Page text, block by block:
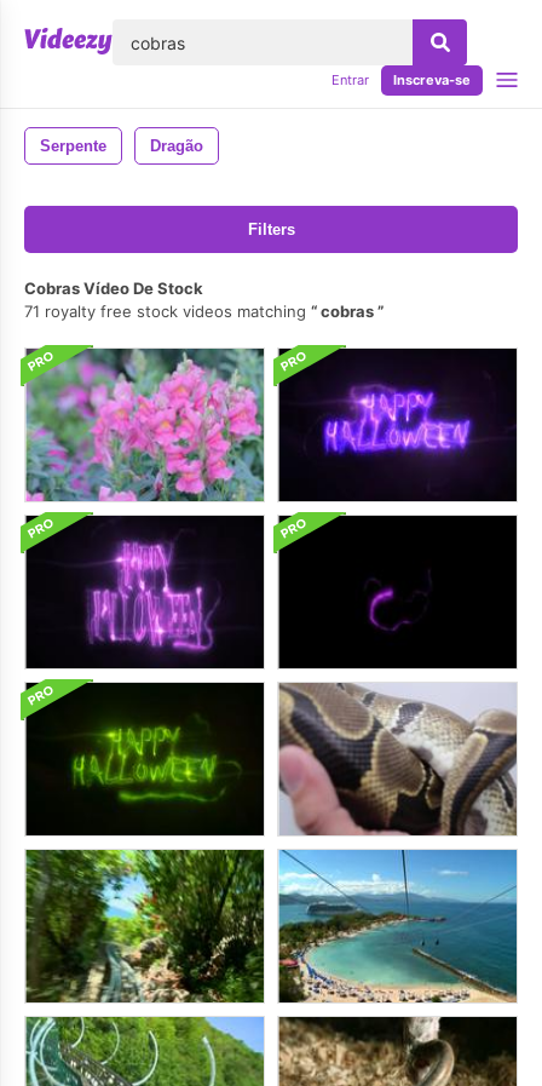
Entrar Inscreva-se
Serpente Dragão
Filters
Cobras Vídeo De Stock
71 royalty free stock videos matching
cobras